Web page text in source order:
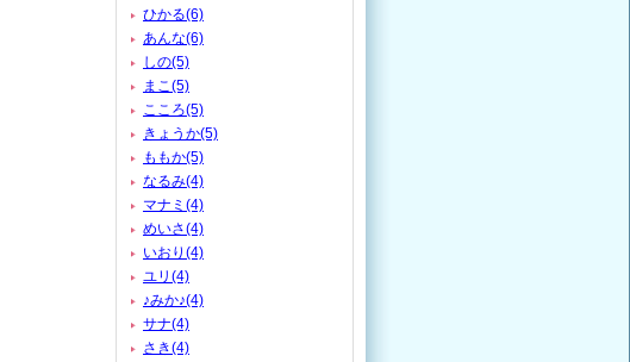
ひかる(6)
あんな(6)
しの(5)
まこ(5)
こころ(5)
きょうか(5)
ももか(5)
なるみ(4)
マナミ(4)
めいさ(4)
いおり(4)
ユリ(4)
♪みか♪(4)
サナ(4)
さき(4)